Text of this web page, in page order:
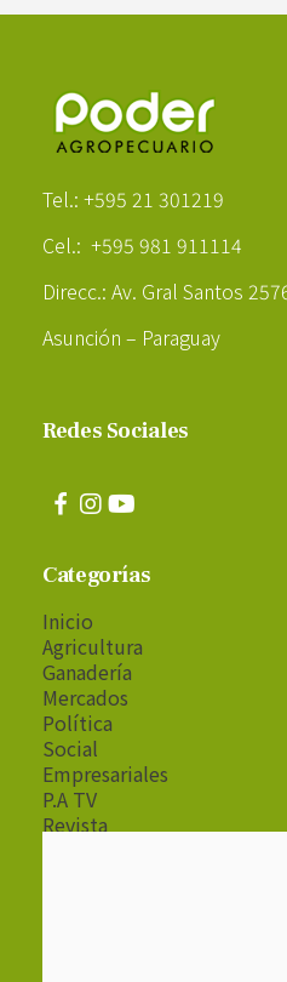
Tel.: +595 21 301219
Cel.: +595 981 911114
Direcc.: Av. Gral Santos
Asunción – Paraguay
Redes Sociales
Categorías
Inicio
Agricultura
Ganadería
Mercados
Política
Social
Empresariales
P.A TV
Revista